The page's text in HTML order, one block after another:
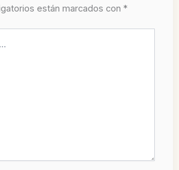
están marcados con *